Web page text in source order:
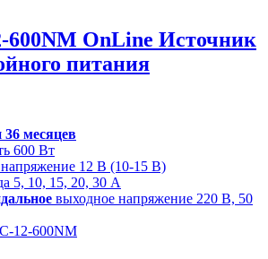
OnLine Источник
питания
36 месяцев
600 Вт
12 В (10-15 В)
5, 10, 15, 20, 30 А
выходное напряжение 220 В, 50
12-600NM